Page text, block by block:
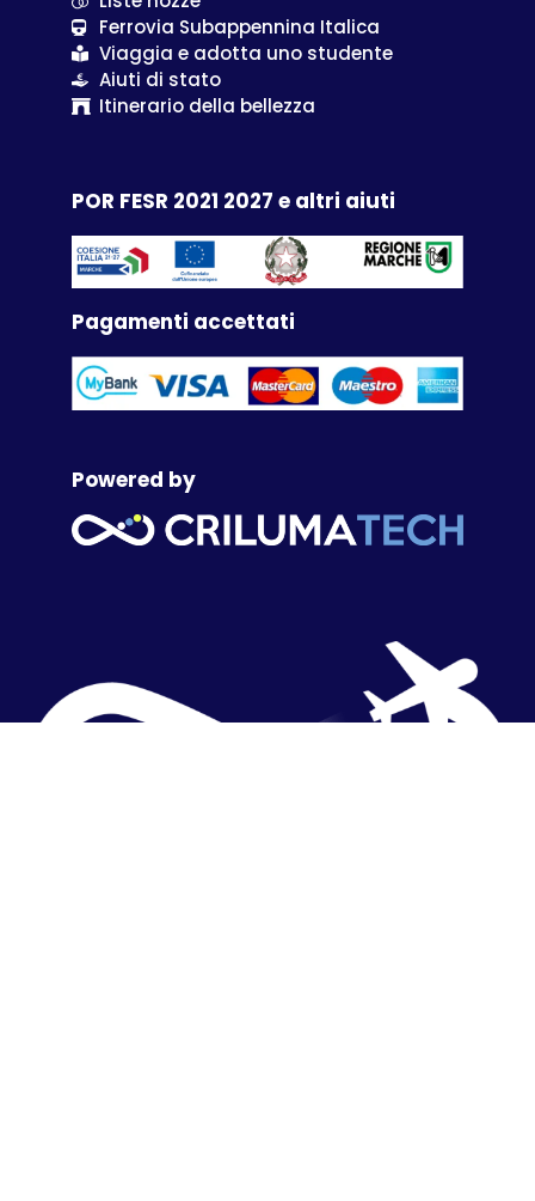
Liste nozze
Ferrovia Subappennina Italica
Viaggia e adotta uno studente
Aiuti di stato
Itinerario della bellezza
Powered by